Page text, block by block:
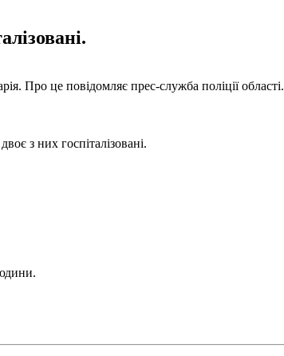
Про це повідомляє прес-служба поліції області.
з них госпіталізовані.